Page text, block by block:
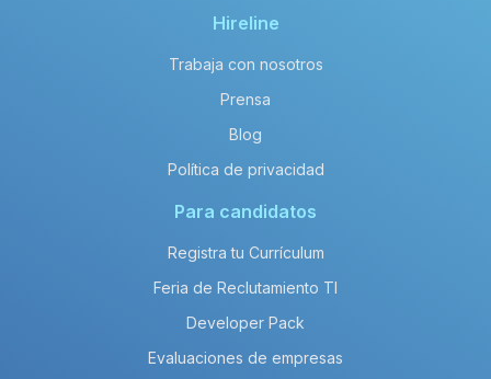
Hireline
Trabaja con nosotros
Prensa
Blog
Política de privacidad
Para candidatos
Registra tu Currículum
Feria de Reclutamiento TI
Developer Pack
Evaluaciones de empresas